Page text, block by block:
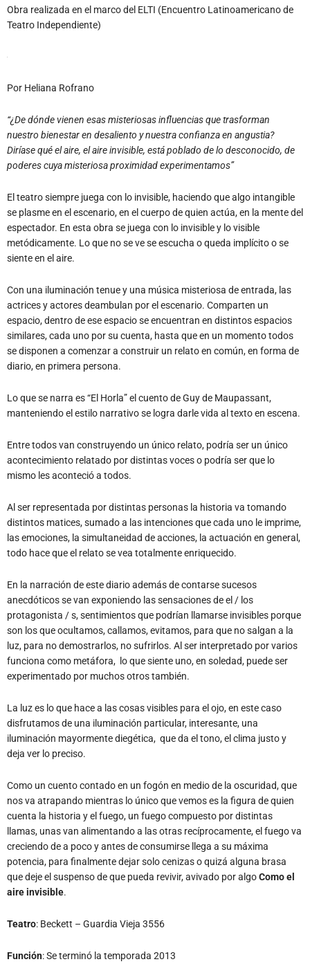
Obra realizada en el marco del ELTI (Encuentro Latinoamericano de
Teatro Independiente)
Por Heliana Rofrano
“¿De dónde vienen esas misteriosas influencias que trasforman
nuestro bienestar en desaliento y nuestra confianza en angustia?
Diríase qué el aire, el aire invisible, está poblado de lo desconocido, de
poderes cuya misteriosa proximidad experimentamos”
El teatro siempre juega con lo invisible, haciendo que algo intangible
se plasme en el escenario, en el cuerpo de quien actúa, en la mente del
espectador. En esta obra se juega con lo invisible y lo visible
metódicamente. Lo que no se ve se escucha o queda implícito o se
siente en el aire.
Con una iluminación tenue y una música misteriosa de entrada, las
actrices y actores deambulan por el escenario. Comparten un
espacio, dentro de ese espacio se encuentran en distintos espacios
similares, cada uno por su cuenta, hasta que en un momento todos
se disponen a comenzar a construir un relato en común, en forma de
diario, en primera persona.
Lo que se narra es “El Horla” el cuento de Guy de Maupassant,
manteniendo el estilo narrativo se logra darle vida al texto en escena.
Entre todos van construyendo un único relato, podría ser un único
acontecimiento relatado por distintas voces o podría ser que lo
mismo les aconteció a todos.
Al ser representada por distintas personas la historia va tomando
distintos matices, sumado a las intenciones que cada uno le imprime,
las emociones, la simultaneidad de acciones, la actuación en general,
todo hace que el relato se vea totalmente enriquecido.
En la narración de este diario además de contarse sucesos
anecdóticos se van exponiendo las sensaciones de el / los
protagonista / s, sentimientos que podrían llamarse invisibles porque
son los que ocultamos, callamos, evitamos, para que no salgan a la
luz, para no demostrarlos, no sufrirlos. Al ser interpretado por varios
funciona como metáfora, lo que siente uno, en soledad, puede ser
experimentado por muchos otros también.
La luz es lo que hace a las cosas visibles para el ojo, en este caso
disfrutamos de una iluminación particular, interesante, una
iluminación mayormente diegética, que da el tono, el clima justo y
deja ver lo preciso.
Como un cuento contado en un fogón en medio de la oscuridad, que
nos va atrapando mientras lo único que vemos es la figura de quien
cuenta la historia y el fuego, un fuego compuesto por distintas
llamas, unas van alimentando a las otras recíprocamente, el fuego va
creciendo de a poco y antes de consumirse llega a su máxima
potencia, para finalmente dejar solo cenizas o quizá alguna brasa
que deje el suspenso de que pueda revivir, avivado por algoComo el
aire invisible.
Teatro: Beckett – Guardia Vieja 3556
Función: Se terminó la temporada 2013